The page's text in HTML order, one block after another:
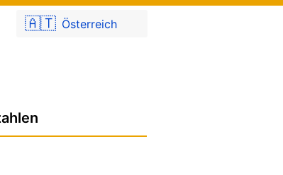
🇦🇹 Österreich